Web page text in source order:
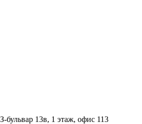
бульвар 13в, 1 этаж, офис 113